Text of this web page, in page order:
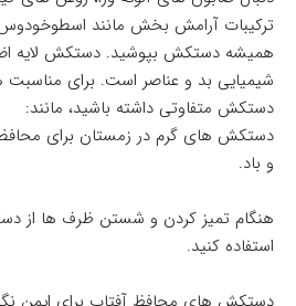
ترکیبات آرامش بخش مانند
همیشه دستکش بپوشید. دستکش لایه
شیمیایی بد و عناصر است. برای
دستکش متفاوتی داشته باشید، مانند:
دستکش های گرم در زمستان برای
و باد.
هنگام تمیز کردن و شستن ظرف ها از
استفاده کنید.